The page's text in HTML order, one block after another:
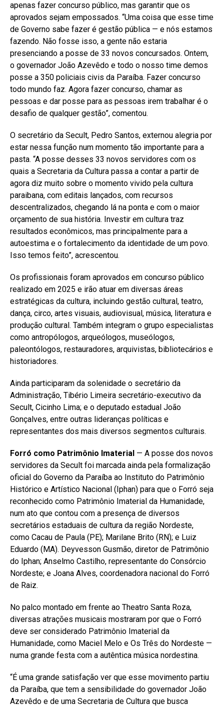
apenas fazer concurso público, mas garantir que os
aprovados sejam empossados. “Uma coisa que esse time
de Governo sabe fazer é gestão pública — e nós estamos
fazendo. Não fosse isso, a gente não estaria
presenciando a posse de 33 novos concursados. Ontem,
o governador João Azevêdo e todo o nosso time demos
posse a 350 policiais civis da Paraíba. Fazer concurso
todo mundo faz. Agora fazer concurso, chamar as
pessoas e dar posse para as pessoas irem trabalhar é o
desafio de qualquer gestão”, comentou.
O secretário da Secult, Pedro Santos, externou alegria por
estar nessa função num momento tão importante para a
pasta. “A posse desses 33 novos servidores com os
quais a Secretaria da Cultura passa a contar a partir de
agora diz muito sobre o momento vivido pela cultura
paraibana, com editais lançados, com recursos
descentralizados, chegando lá na ponta e com o maior
orçamento de sua história. Investir em cultura traz
resultados econômicos, mas principalmente para a
autoestima e o fortalecimento da identidade de um povo.
Isso temos feito”, acrescentou.
Os profissionais foram aprovados em concurso público
realizado em 2025 e irão atuar em diversas áreas
estratégicas da cultura, incluindo gestão cultural, teatro,
dança, circo, artes visuais, audiovisual, música, literatura e
produção cultural. Também integram o grupo especialistas
como antropólogos, arqueólogos, museólogos,
paleontólogos, restauradores, arquivistas, bibliotecários e
historiadores.
Ainda participaram da solenidade o secretário da
Administração, Tibério Limeira secretário-executivo da
Secult, Cicinho Lima; e o deputado estadual João
Gonçalves, entre outras lideranças políticas e
representantes dos mais diversos segmentos culturais.
Forró como Patrimônio Imaterial — A posse dos novos
servidores da Secult foi marcada ainda pela formalização
oficial do Governo da Paraíba ao Instituto do Patrimônio
Histórico e Artístico Nacional (Iphan) para que o Forró seja
reconhecido como Patrimônio Imaterial da Humanidade,
num ato que contou com a presença de diversos
secretários estaduais de cultura da região Nordeste,
como Cacau de Paula (PE); Marilane Brito (RN); e Luiz
Eduardo (MA). Deyvesson Gusmão, diretor de Patrimônio
do Iphan; Anselmo Castilho, representante do Consórcio
Nordeste; e Joana Alves, coordenadora nacional do Forró
de Raiz.
No palco montado em frente ao Theatro Santa Roza,
diversas atrações musicais mostraram por que o Forró
deve ser considerado Patrimônio Imaterial da
Humanidade, como Maciel Melo e Os Três do Nordeste —
numa grande festa com a autêntica música nordestina.
“É uma grande satisfação ver que esse movimento partiu
da Paraíba, que tem a sensibilidade do governador João
Azevêdo e de uma Secretaria de Cultura que busca